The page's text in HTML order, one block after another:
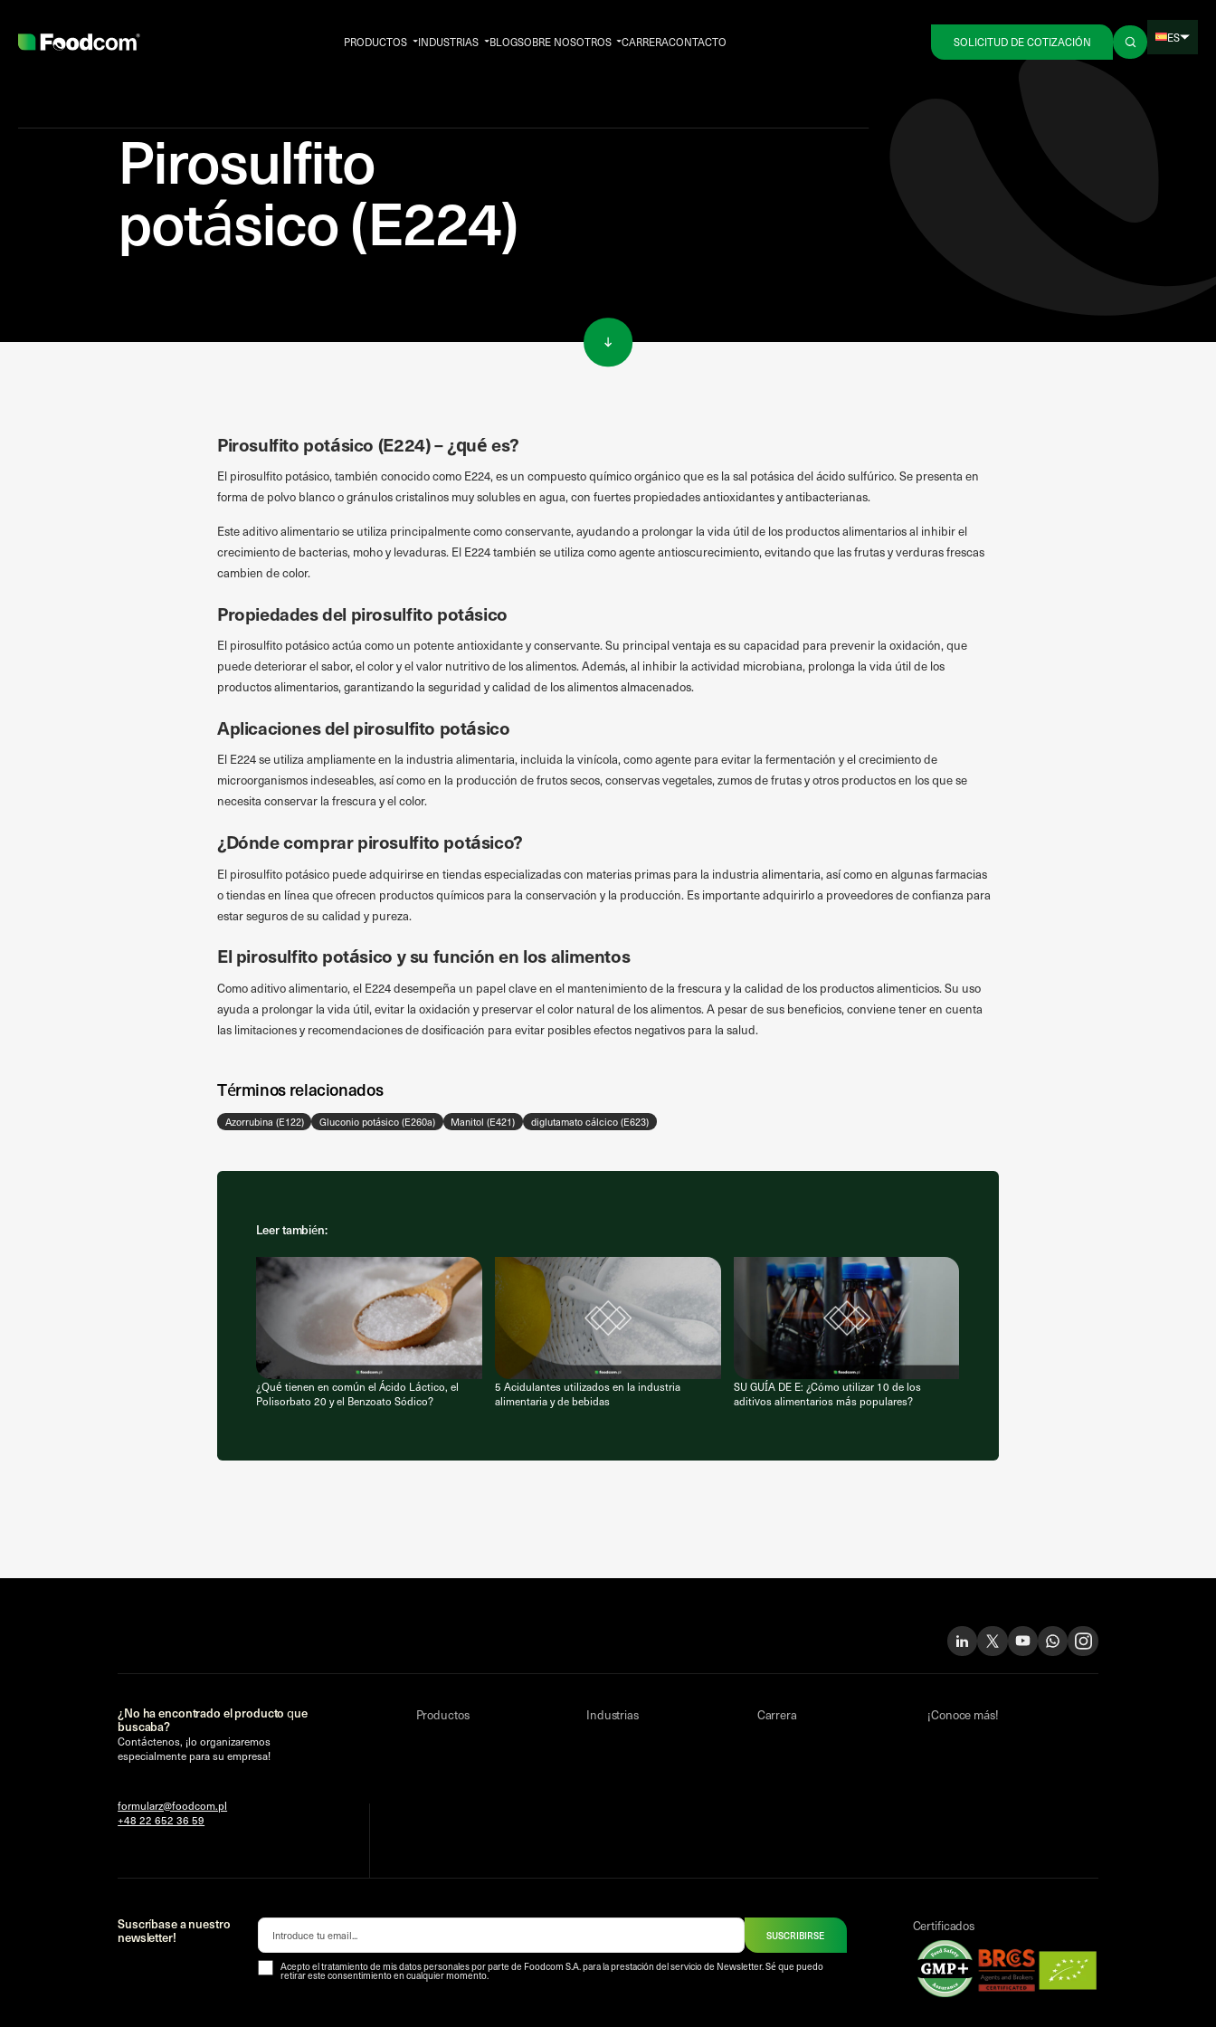
Pirosulfito
potásico (E224)
PRODUCTOS INDUSTRIAS BLOGSOBRE NOSOTROS CARRERACONTACTO SOLICITUD DE COTIZACIÓN ES
Pirosulfito potásico (E224) – ¿qué es?
El pirosulfito potásico, también conocido como E224, es un compuesto químico orgánico que es la sal potásica del ácido sulfúrico. Se presenta en
forma de polvo blanco o gránulos cristalinos muy solubles en agua, con fuertes propiedades antioxidantes y antibacterianas.
Este aditivo alimentario se utiliza principalmente como conservante, ayudando a prolongar la vida útil de los productos alimentarios al inhibir el
crecimiento de bacterias, moho y levaduras. El E224 también se utiliza como agente antioscurecimiento, evitando que las frutas y verduras frescas
cambien de color.
Propiedades del pirosulfito potásico
El pirosulfito potásico actúa como un potente antioxidante y conservante. Su principal ventaja es su capacidad para prevenir la oxidación, que
puede deteriorar el sabor, el color y el valor nutritivo de los alimentos. Además, al inhibir la actividad microbiana, prolonga la vida útil de los
productos alimentarios, garantizando la seguridad y calidad de los alimentos almacenados.
Aplicaciones del pirosulfito potásico
El E224 se utiliza ampliamente en la industria alimentaria, incluida la vinícola, como agente para evitar la fermentación y el crecimiento de
microorganismos indeseables, así como en la producción de frutos secos, conservas vegetales, zumos de frutas y otros productos en los que se
necesita conservar la frescura y el color.
¿Dónde comprar pirosulfito potásico?
El pirosulfito potásico puede adquirirse en tiendas especializadas con materias primas para la industria alimentaria, así como en algunas farmacias
o tiendas en línea que ofrecen productos químicos para la conservación y la producción. Es importante adquirirlo a proveedores de confianza para
estar seguros de su calidad y pureza.
El pirosulfito potásico y su función en los alimentos
Como aditivo alimentario, el E224 desempeña un papel clave en el mantenimiento de la frescura y la calidad de los productos alimenticios. Su uso
ayuda a prolongar la vida útil, evitar la oxidación y preservar el color natural de los alimentos. A pesar de sus beneficios, conviene tener en cuenta
las limitaciones y recomendaciones de dosificación para evitar posibles efectos negativos para la salud.
Términos relacionados
Azorrubina (E122) Gluconio potásico (E260a) Manitol (E421) diglutamato cálcico (E623)
Leer también:
¿Qué tienen en común el Ácido Láctico, el
Polisorbato 20 y el Benzoato Sódico?
5 Acidulantes utilizados en la industria
alimentaria y de bebidas
SU GUÍA DE E: ¿Cómo utilizar 10 de los
aditivos alimentarios más populares?
¿No ha encontrado el producto que
buscaba?
Contáctenos, ¡lo organizaremos
especialmente para su empresa!
formularz@foodcom.pl
+48 22 652 36 59
Productos Industrias Carrera ¡Conoce más!
Certificados
Suscríbase a nuestro
newsletter!
Acepto el tratamiento de mis datos personales por parte de Foodcom S.A. para la prestación del servicio de Newsletter. Sé que puedo
retirar este consentimiento en cualquier momento.
SUSCRIBIRSE